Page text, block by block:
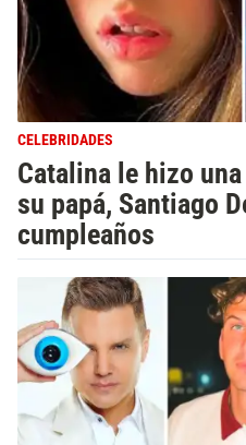
CELEBRIDADES
Catalina le hizo
su papá, Santiago
cumpleaños